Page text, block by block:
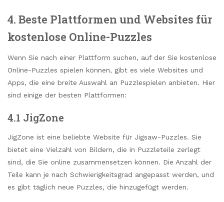
4. Beste Plattformen und Websites für
kostenlose Online-Puzzles
Wenn Sie nach einer Plattform suchen, auf der Sie kostenlose
Online-Puzzles spielen können, gibt es viele Websites und
Apps, die eine breite Auswahl an Puzzlespielen anbieten. Hier
sind einige der besten Plattformen:
4.1 JigZone
JigZone ist eine beliebte Website für Jigsaw-Puzzles. Sie
bietet eine Vielzahl von Bildern, die in Puzzleteile zerlegt
sind, die Sie online zusammensetzen können. Die Anzahl der
Teile kann je nach Schwierigkeitsgrad angepasst werden, und
es gibt täglich neue Puzzles, die hinzugefügt werden.